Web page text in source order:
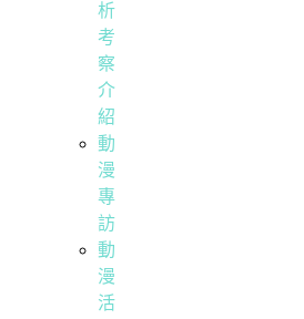
析
考
察
介
紹
動
漫
專
訪
動
漫
活